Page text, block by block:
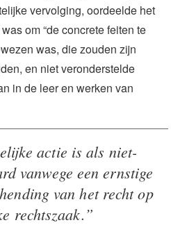
vervolging, oordeelde het
om “de concrete feiten te
was, die zouden zijn
en niet veronderstelde
in de leer en werken van
actie is als niet-
vanwege een ernstige
van het recht op
rechtszaak.”